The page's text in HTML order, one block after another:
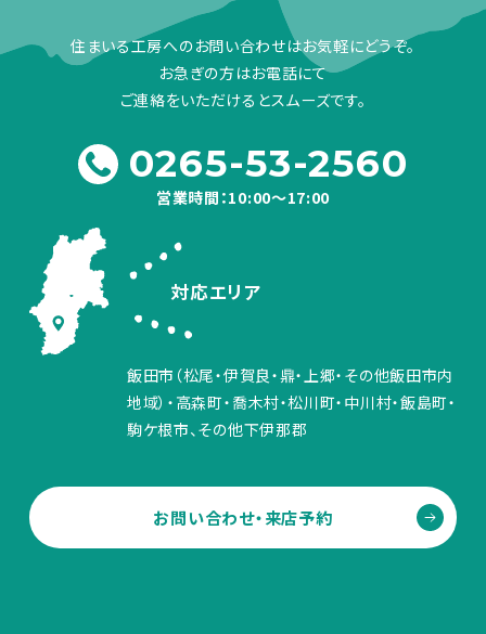
住まいる工房へのお問い合わせはお気軽にどうぞ。
お急ぎの方はお電話にて
ご連絡をいただけるとスムーズです。
0265-53-2560
営業時間：10:00～17:00
対応エリア
飯田市（松尾・伊賀良・鼎・上郷・その他飯田市内
地域）・高森町・喬木村・松川町・中川村・飯島町・
駒ケ根市、その他下伊那郡
お問い合わせ・来店予約